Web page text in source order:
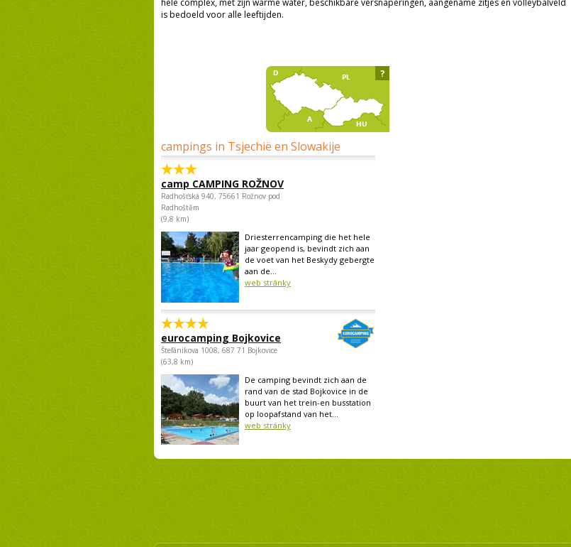
hele complex, met zijn warme water, beschikbare versnaperingen, aangename zitjes en volleybalveld
is bedoeld voor alle leeftijden.
campings in Tsjechië en Slowakije
camp CAMPING ROŽNOV
Radhošťská 940, 75661 Rožnov pod
Radhoštěm
(9,8 km)
Driesterrencamping die het hele
jaar geopend is, bevindt zich aan
de voet van het Beskydy gebergte
aan de...
web stránky
eurocamping Bojkovice
Štefánikova 1008, 687 71 Bojkovice
(63,8 km)
De camping bevindt zich aan de
rand van de stad Bojkovice in de
buurt van het trein-en busstation
op loopafstand van het...
web stránky
?